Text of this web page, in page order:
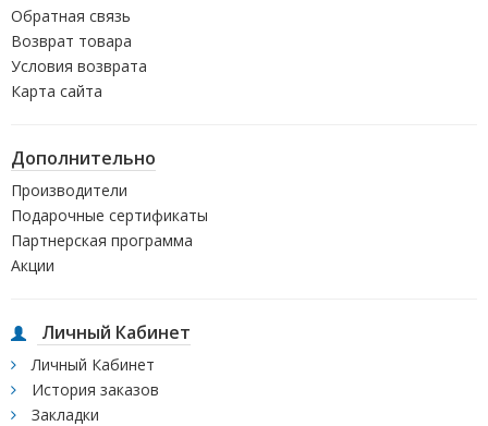
Обратная связь
Возврат товара
Условия возврата
Карта сайта
Дополнительно
Производители
Подарочные сертификаты
Партнерская программа
Акции
Личный Кабинет
Личный Кабинет
История заказов
Закладки